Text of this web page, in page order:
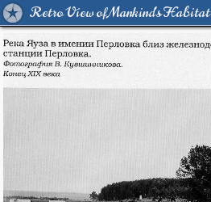
Retro View of Mankind's Habitat